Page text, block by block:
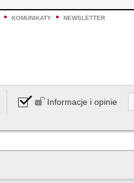
KOMUNIKATY NEWSLETTER
Informacje i opinie